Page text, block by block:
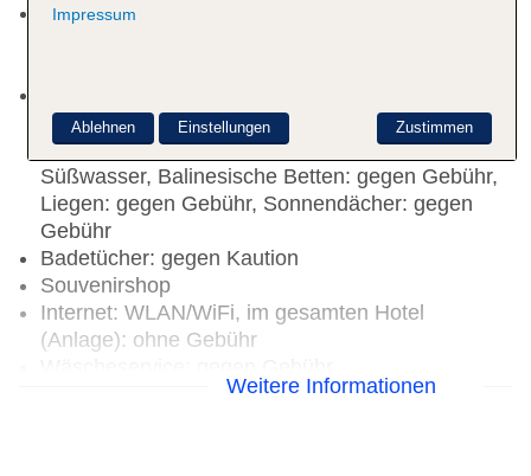
Kinderpool: saisonabhängig, ohne Gebühr,
Zimmer Gäste)“: ab 16 Jahre, saisonabhängig;
wetterabhängig, ohne Gebühr, Outdoor,
Süßwasser, Balinesische Betten: gegen Gebühr,
Liegen: gegen Gebühr, Sonnendächer: gegen
Gebühr
Badetücher: gegen Kaution
Souvenirshop
Internet: WLAN/WiFi, im gesamten Hotel
(Anlage): ohne Gebühr
Zahlungsarten: TUI Card / VISA, MasterCard,
Weitere Informationen
Impressum
Zustimmen
Ablehnen Einstellungen